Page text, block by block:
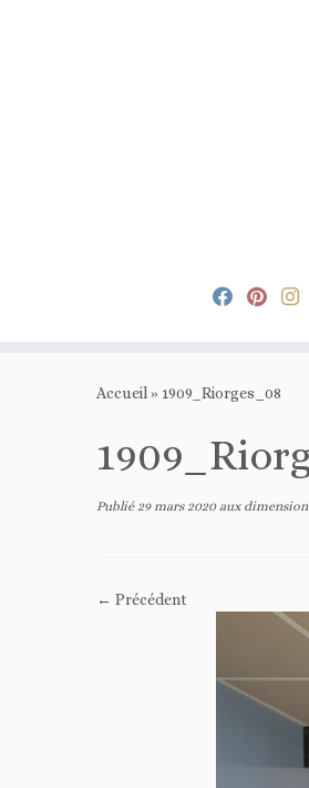
Accueil » 1909_Riorges_08
Publié 29 mars 2020aux
← Précédent